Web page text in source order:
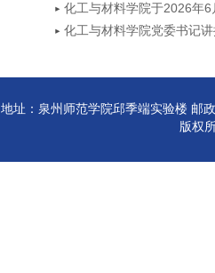
动
化工与材料学院于2026年
化工与材料学院党委书记
地址：泉州师范学院邱季端实验楼 邮
版权